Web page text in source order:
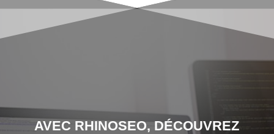
AVEC RHINOSEO, DÉCOUVREZ